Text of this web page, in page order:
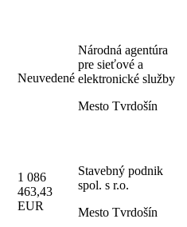
Neuvedené
Národná agentúra
pre sieťové a
elektronické služby
Mesto Tvrdošín
1 086
463,43
EUR
Stavebný podnik
spol. s r.o.
Mesto Tvrdošín